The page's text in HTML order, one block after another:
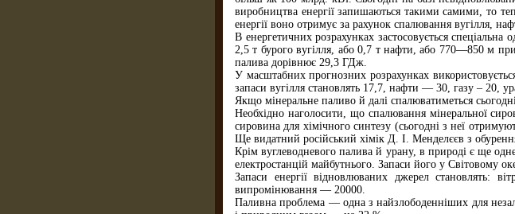
виробництва енергії запишаються такими самими, то
енергії воно отримує за рахунок спалювання вугілля,
В енергетичних розрахунках застосовується
2,5 т бурого вугілля, або 0,7 т нафти, або 770—850 м
палива дорівнює 29,3 ГДж.
У масштабних прогнозних розрахунках
запаси вугілля становлять 17,7, нафти — 30, газу – 20,
Якщо мінеральне паливо й далі спалюватиметься
Необхідно наголосити, що спалювання мінеральної
сировина для хімічного синтезу (сьогодні з неї
Ще видатний російський хімік Д. І. Менделєєв з
Крім вуглеводневого палива й урану, в природі є ще
електростанцій майбутнього. Запаси його у Світовому
Запаси енергії відновлюваних джерел
випромінювання — 20000.
Паливна проблема — одна з найзлободенніших для